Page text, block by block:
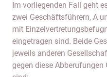
Im vorliegenden Fall geht
zwei Geschäftsführern, A
mit
eingetragen sind. Beide
jeweils anderen
gegen diese